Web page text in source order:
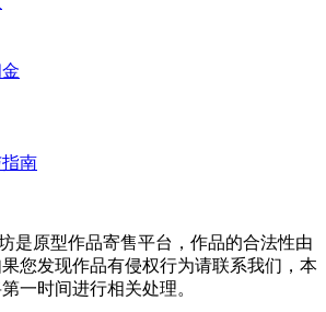
南
是原型作品寄售平台，作品的合法性由
果您发现作品有侵权行为请联系我们，本
一时间进行相关处理。